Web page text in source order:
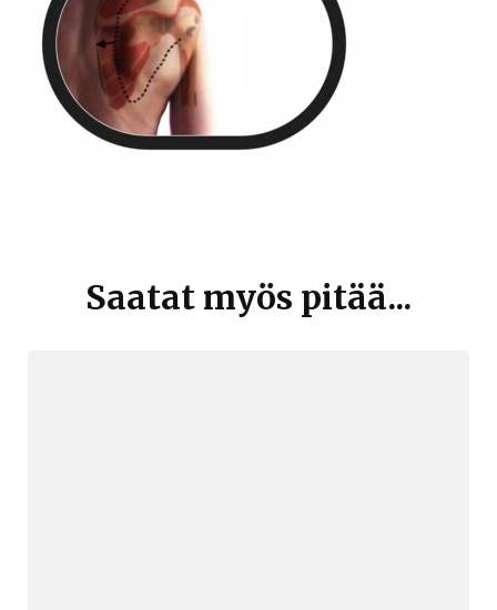
Saatat myös pitää...